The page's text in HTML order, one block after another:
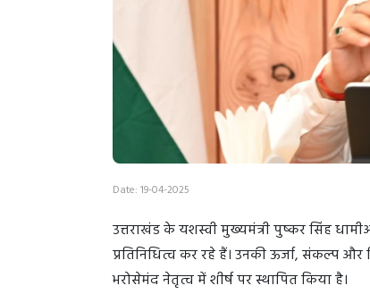
Date: 19-04-2025
उत्तराखंड के यशस्वी मुख्यमंत्री पुष्कर सिंह
प्रतिनिधित्व कर रहे हैं। उनकी ऊर्जा, संकल्प
भरोसेमंद नेतृत्व में शीर्ष पर स्थापित किया है।